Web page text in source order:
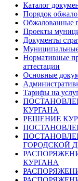
Каталог
Порядок
Обжалованные
Проекты
Документы
Нормативные
аттестации
Основные
Тарифы на
КУРГАНА
РЕШЕНИЕ
ГОРОДСКОЙ
КУРГАНА